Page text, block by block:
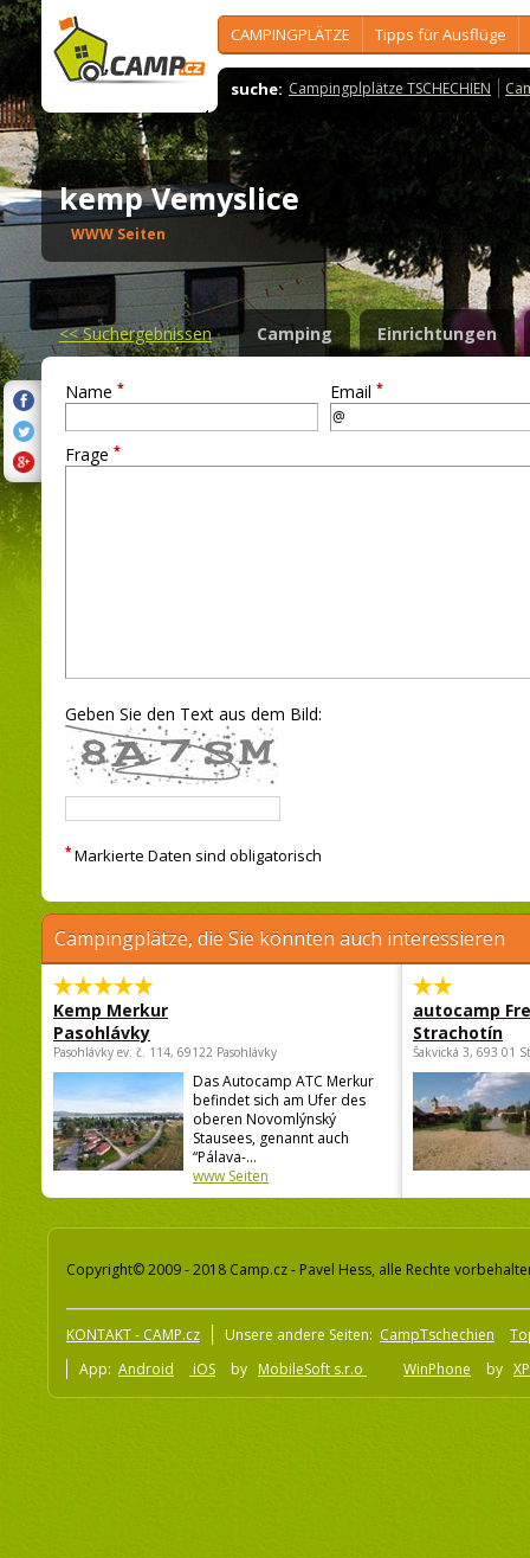
CAMPINGPLÄTZE Tipps für Ausflüge
suche: Campingplplätze TSCHECHIEN
kemp Vemyslice
WWW Seiten
<<Suchergebnissen Camping Einrichtungen
Name * Email *
Frage *
Geben Sie den Text aus dem Bild:
* Markierte Daten sind obligatorisch
Campingplätze, die Sie könnten auch interessieren
Kemp Merkur
Pasohlávky
Pasohlávky ev. č. 114, 69122 Pasohlávky
Das Autocamp ATC Merkur
befindet sich am Ufer des
oberen Novomlýnský
Stausees, genannt auch
“Pálava-...
www Seiten
autocamp
Strachotín
Šakvická 3, 693 01
Copyright© 2009 - 2018 Camp.cz - Pavel Hess, alle Rechte
KONTAKT - CAMP.cz Unsere andere Seiten: CampTschechien
App: Android iOS by MobileSoft s.r.o WinPhone by